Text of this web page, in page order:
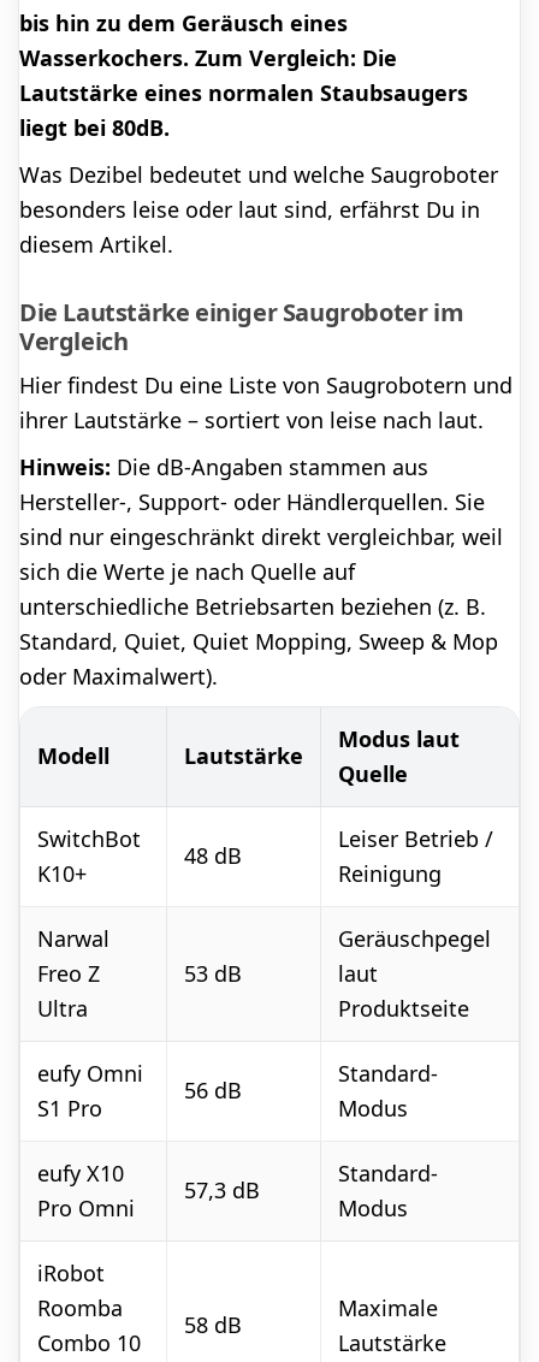
bis hin zu dem Geräusch eines
Wasserkochers. Zum Vergleich: Die
Lautstärke eines normalen Staubsaugers
liegt bei 80dB.
Was Dezibel bedeutet und welche Saugroboter
besonders leise oder laut sind, erfährst Du in
diesem Artikel.
Die Lautstärke einiger Saugroboter im
Vergleich
Hier findest Du eine Liste von Saugrobotern und
ihrer Lautstärke – sortiert von leise nach laut.
Hinweis: Die dB-Angaben stammen aus
Hersteller-, Support- oder Händlerquellen. Sie
sind nur eingeschränkt direkt vergleichbar, weil
sich die Werte je nach Quelle auf
unterschiedliche Betriebsarten beziehen (z. B.
Standard, Quiet, Quiet Mopping, Sweep & Mop
oder Maximalwert).
Modell Lautstärke
Modus laut
Quelle
SwitchBot
K10+
48 dB
Leiser Betrieb /
Reinigung
Narwal
Freo Z
Ultra
53 dB
Geräuschpegel
laut
Produktseite
eufy Omni
S1 Pro
56 dB
Standard-
Modus
eufy X10
Pro Omni
57,3 dB
Standard-
Modus
iRobot
Roomba
Combo 10
58 dB
Maximale
Lautstärke